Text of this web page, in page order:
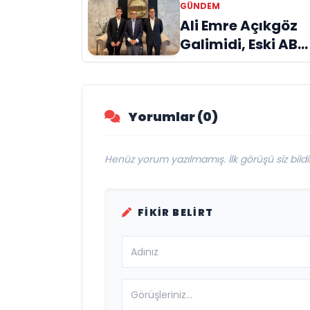
Kazandırdı
GÜNDEM
Ali Emre Açıkgöz
Galimidi, Eski AB
Bakanı ve
Büyükelçi Egemen
Geldi
Yorumlar (0)
Henüz yorum yazılmamış. İlk görüşü siz
FIKIR BELIRT